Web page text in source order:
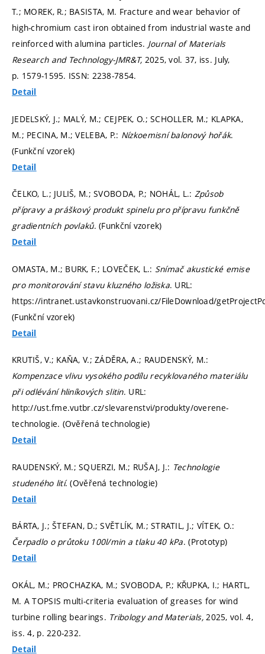
T.; MOREK, R.; BASISTA, M. Fracture and wear behavior of
high-chromium cast iron obtained from industrial waste and
reinforced with alumina particles. Journal of Materials
Research and Technology-JMR&T, 2025, vol. 37, iss. July,
p. 1579-1595. ISSN: 2238-7854.
Detail
JEDELSKÝ, J.; MALÝ, M.; CEJPEK, O.; SCHOLLER, M.; KLAPKA,
M.; PECINA, M.; VELEBA, P.: Nízkoemisní balonový hořák.
(Funkční vzorek)
Detail
ČELKO, L.; JULIŠ, M.; SVOBODA, P.; NOHÁL, L.: Způsob
přípravy a práškový produkt spinelu pro přípravu funkčně
gradientních povlaků. (Funkční vzorek)
Detail
OMASTA, M.; BURK, F.; LOVEČEK, L.: Snímač akustické emise
pro monitorování stavu kluzného ložiska. URL:
https://intranet.ustavkonstruovani.cz/FileDownload/
(Funkční vzorek)
Detail
KRUTIŠ, V.; KAŇA, V.; ZÁDĚRA, A.; RAUDENSKÝ, M.:
Kompenzace vlivu vysokého podílu recyklovaného materiálu
při odlévání hliníkových slitin. URL:
http://ust.fme.vutbr.cz/slevarenstvi/produkty/overene-
technologie. (Ověřená technologie)
Detail
RAUDENSKÝ, M.; SQUERZI, M.; RUŠAJ, J.: Technologie
studeného lití. (Ověřená technologie)
Detail
BÁRTA, J.; ŠTEFAN, D.; SVĚTLÍK, M.; STRATIL, J.; VÍTEK, O.:
Čerpadlo o průtoku 100l/min a tlaku 40 kPa. (Prototyp)
Detail
OKÁL, M.; PROCHAZKA, M.; SVOBODA, P.; KŘUPKA, I.; HARTL,
M. A TOPSIS multi-criteria evaluation of greases for wind
turbine rolling bearings. Tribology and Materials, 2025, vol. 4,
iss. 4, p. 220-232.
Detail